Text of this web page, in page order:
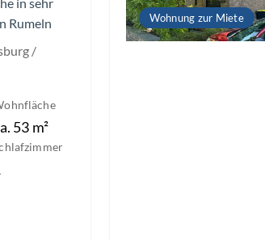
Rumeln
/
53 m²
Wohnung zur Miete